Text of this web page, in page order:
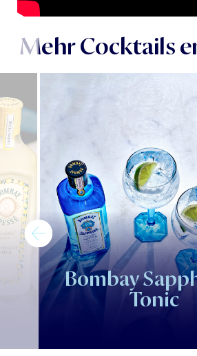
Mehr Cocktails
Bombay
Tonic